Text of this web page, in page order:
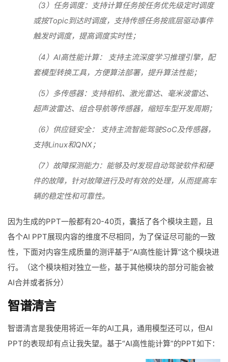
（3）任务调度：支持计算任务按任务优先级定时调度
或按Topic到达时调度，支持传感任务按底层驱动事件
触发时调度，提高调度实时性；
（4）AI高性能计算： 支持主流深度学习推理引擎，配
套模型转换工具，方便算法部署，提升算法性能；
（5）多传感器：支持相机、激光雷达、毫米波雷达、
超声波雷达、组合导航等传感器，缩短车型开发周期；
（6）供应链安全： 支持主流智能驾驶SoC及传感器，
支持Linux和QNX；
（7）故障探测能力：能够及时发现自动驾驶软件和硬
件的故障，针对故障进行及时有效的处理，从而提高车
辆的稳定性和可靠性。
因为生成的PPT一般都有20-40页，囊括了各个模块主题，且
各个AI PPT展现内容的维度不尽相同，为了保证尽可能的一致
性，下面对内容生成质量的测评基于“AI高性能计算”这个模块进
行。（这个模块相对独立一些，基于其他模块的部分可能会被
AI合并或者拆分）
智谱清言
智谱清言是我使用将近一年的AI工具，通用模型还可以，但AI
PPT的表现却有点让我失望。基于“AI高性能计算”的PPT如下：